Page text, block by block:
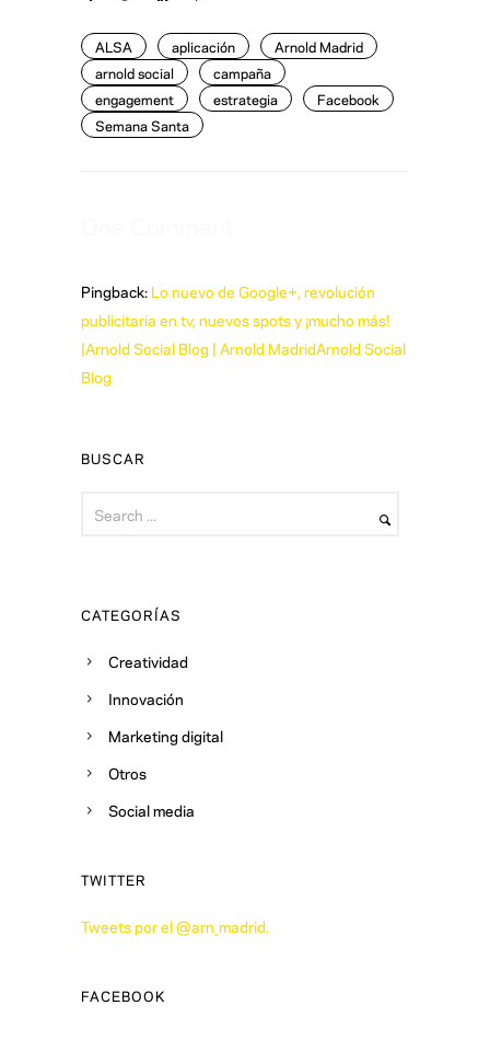
ALSA aplicación
Arnold Madrid
arnold social
campaña
engagement
estrategia
Facebook
Semana Santa
Pingback: Lo nuevo de Google+, revolución
publicitaria en tv, nuevos spots y ¡mucho más!
|Arnold Social Blog | Arnold MadridArnold Social
Blog
BUSCAR
CATEGORÍAS
Creatividad
Innovación
Marketing digital
Otros
Social media
TWITTER
Tweets por el @arn_madrid.
FACEBOOK